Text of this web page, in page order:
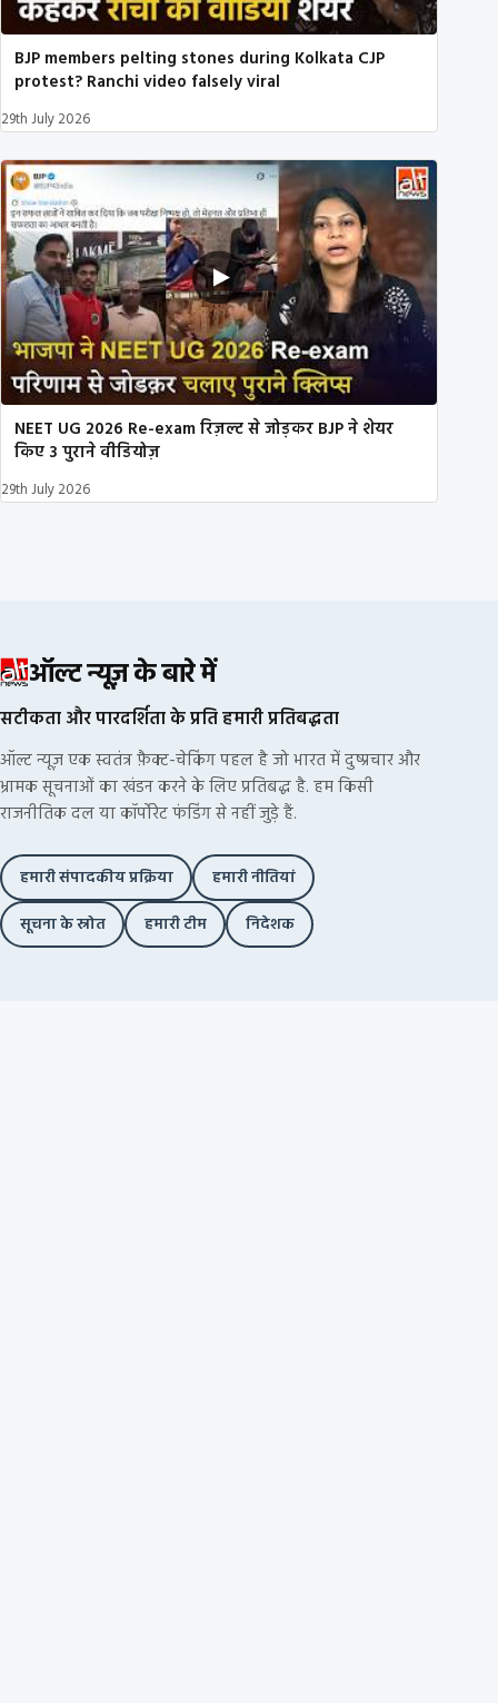
BJP members pelting stones during Kolkata CJP
protest? Ranchi video falsely viral
29th July 2026
NEET UG 2026 Re-exam रिज़ल्ट से जोड़कर BJP ने शेयर
किए 3 पुराने वीडियोज़
29th July 2026
ऑल्ट न्यूज़ के बारे में
सटीकता और पारदर्शिता के प्रति हमारी प्रतिबद्धता
ऑल्ट न्यूज़ एक स्वतंत्र फ़ैक्ट-चेकिंग पहल है जो भारत में दुष्प्रचार और
भ्रामक सूचनाओं का खंडन करने के लिए प्रतिबद्ध है. हम किसी
राजनीतिक दल या कॉर्पोरेट फंडिंग से नहीं जुड़े हैं.
हमारी संपादकीय प्रक्रिया
हमारी नीतियां
सूचना के स्रोत
हमारी टीम निदेशक